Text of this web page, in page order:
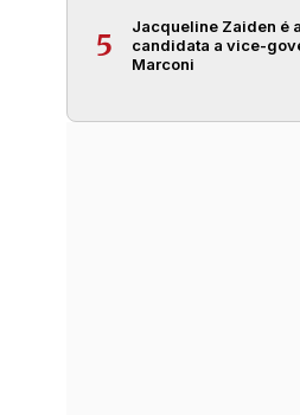
5
Jacqueline Zaiden é
candidata a vice-
Marconi